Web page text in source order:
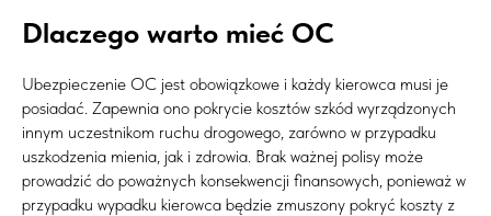
Dlaczego warto mieć OC
Ubezpieczenie OC jest obowiązkowe i każdy kierowca musi je
posiadać. Zapewnia ono pokrycie kosztów szkód wyrządzonych
innym uczestnikom ruchu drogowego, zarówno w przypadku
uszkodzenia mienia, jak i zdrowia. Brak ważnej polisy może
prowadzić do poważnych konsekwencji finansowych, ponieważ w
przypadku wypadku kierowca będzie zmuszony pokryć koszty z